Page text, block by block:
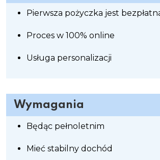
Pierwsza pożyczka jest
Proces w 100% online
Usługa personalizacji
Wymagania
Będąc pełnoletnim
Mieć stabilny dochód